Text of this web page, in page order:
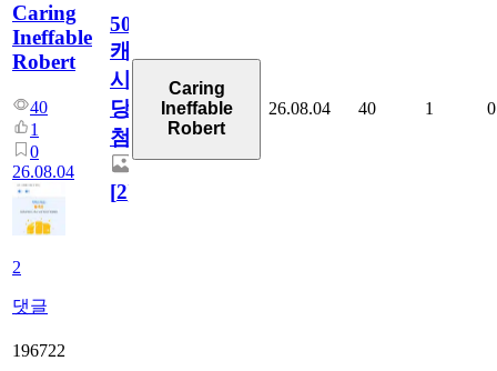
Caring
Ineffable
Robert
40
1
0
26.08.04
2
댓글
50
캐
시
당
첨
[2]
Caring
Ineffable
Robert
26.08.04 40 1 0
196722